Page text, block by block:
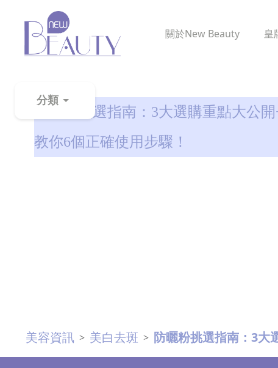
關於New Beauty 皇
分類
粉
刺
眼
袋
防曬粉挑選指南：3大選購重點大公
教你6個正確使用步驟！
美容資訊 > 美白去斑 > 防曬粉挑選指南：3大